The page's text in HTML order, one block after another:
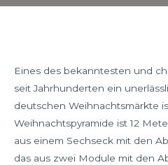
Eines des bekanntesten und
seit Jahrhunderten ein
deutschen Weihnachtsmärkte
Weihnachtspyramide ist 12
aus einem Sechseck mit den
das aus zwei Module mit den